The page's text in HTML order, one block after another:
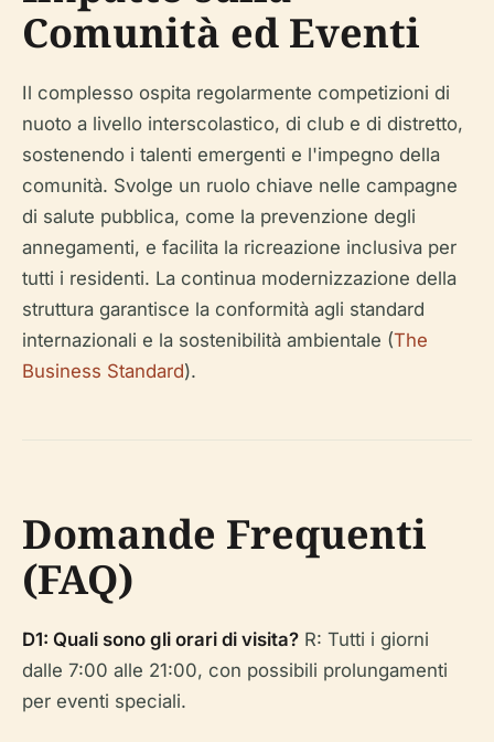
Comunità ed Eventi
Il complesso ospita regolarmente competizioni di
nuoto a livello interscolastico, di club e di distretto,
sostenendo i talenti emergenti e l'impegno della
comunità. Svolge un ruolo chiave nelle campagne
di salute pubblica, come la prevenzione degli
annegamenti, e facilita la ricreazione inclusiva per
tutti i residenti. La continua modernizzazione della
struttura garantisce la conformità agli standard
internazionali e la sostenibilità ambientale (The
Business Standard).
Domande Frequenti
(FAQ)
D1: Quali sono gli orari di visita? R: Tutti i giorni
dalle 7:00 alle 21:00, con possibili prolungamenti
per eventi speciali.